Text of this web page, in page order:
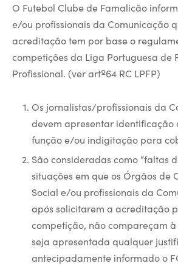
O Futebol Clube de Famalicão
e/ou profissionais da Comunicação
acreditação tem por base o
competições da Liga Portuguesa de
Profissional. (ver artº64 RC LPFP)
Os jornalistas/profissionais da
devem apresentar identificação
função e/ou indigitação para
São consideradas como “faltas
situações em que os Órgãos de
Social e/ou profissionais da
após solicitarem a acreditação
competição, não compareçam
seja apresentada qualquer
antecipadamente informado o